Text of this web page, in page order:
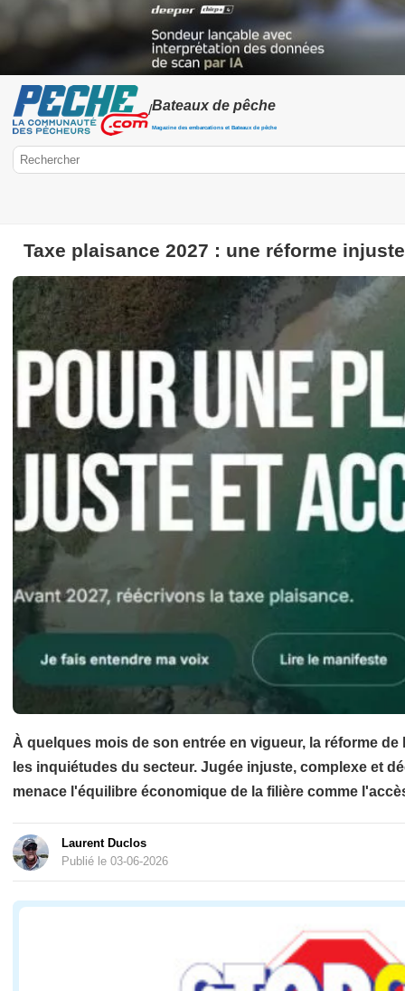
/Bateaux de pêche
Magazine des embarcations et Bateaux de pêche
Peche.com
Bateaux Bateaux pneumatiques Electronique Float-tube Kayak
Taxe plaisance 2027 : une réforme
À quelques mois de son entrée en vigueur, la réforme
les inquiétudes du secteur. Jugée injuste, complexe et
menace l'équilibre économique de la filière comme
Laurent Duclos
Publié le 03-06-2026